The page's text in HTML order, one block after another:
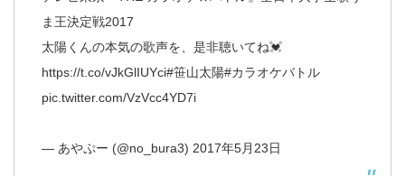
ま王決定戦2017
太陽くんの本気の歌声を、是非聴いてね💓
https://t.co/vJkGlIUYci#笹山太陽#カラオケバトル
pic.twitter.com/VzVcc4YD7i
— あやぷー (@no_bura3) 2017年5月23日